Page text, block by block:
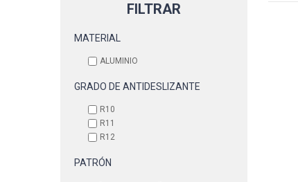
FILTRAR
MATERIAL
ALUMINIO
GRADO DE ANTIDESLIZANTE
R10
R11
R12
PATRÓN